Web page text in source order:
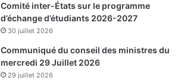
Comité inter-États sur le programme
d’échange d’étudiants 2026-2027
30 juillet 2026
Communiqué du conseil des ministres du
mercredi 29 Juillet 2026
29 juillet 2026